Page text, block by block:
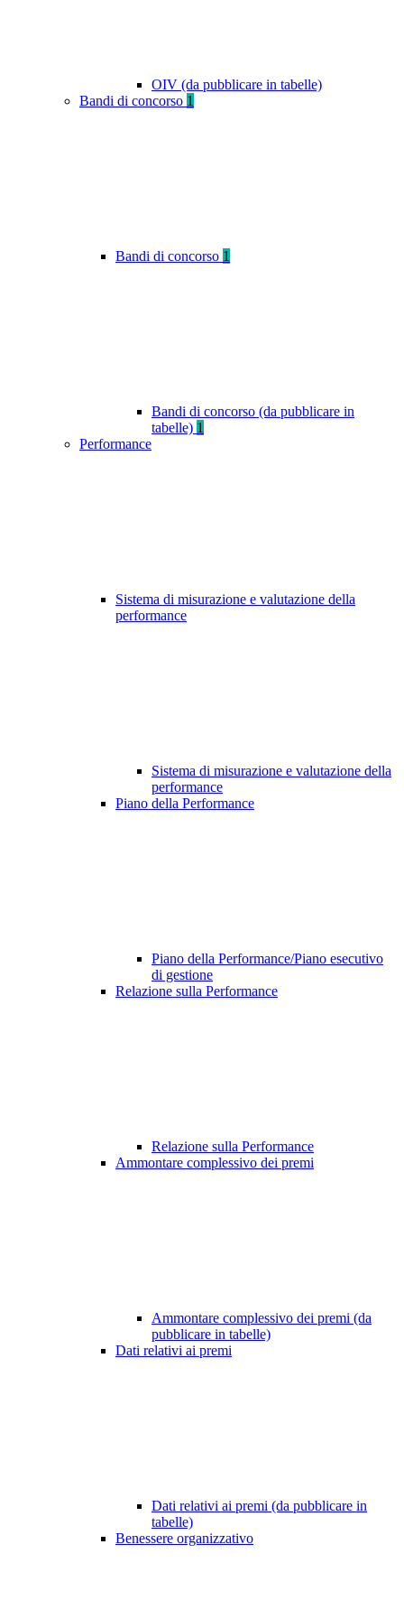
OIV (da pubblicare in tabelle)
Bandi di concorso 1
Bandi di concorso 1
Bandi di concorso (da pubblicare in
tabelle) 1
Performance
Sistema di misurazione e valutazione della
performance
Sistema di misurazione e valutazione della
performance
Piano della Performance
Piano della Performance/Piano esecutivo
di gestione
Relazione sulla Performance
Relazione sulla Performance
Ammontare complessivo dei premi
Ammontare complessivo dei premi (da
pubblicare in tabelle)
Dati relativi ai premi
Dati relativi ai premi (da pubblicare in
tabelle)
Benessere organizzativo